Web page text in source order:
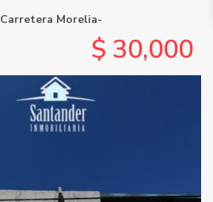
Carretera Morelia-
$ 30,000